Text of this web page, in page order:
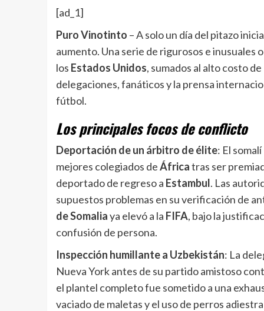
[ad_1]
Puro Vinotinto – A solo un día del pitazo
aumento. Una serie de rigurosos e
los Estados Unidos, sumados al alto costo
delegaciones, fanáticos y la prensa
fútbol.
Los principales focos de conflicto
Deportación de un árbitro de élite: El somalí
mejores colegiados deÁfricatras ser
deportado de regreso a Estambul. Las
supuestos problemas en su verificación de
de Somaliaya elevó a la FIFA, bajo la
confusión de persona.
Inspección humillante a Uzbekistán: La
Nueva York antes de su partido amistoso
el plantel completo fue sometido a una
vaciado de maletas y el uso de perros